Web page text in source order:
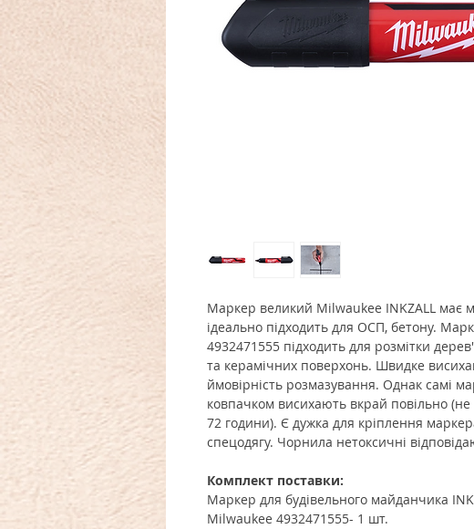
Маркер великий Milwaukee INKZALL має
ідеально підходить для ОСП, бетону.
4932471555 підходить для розмітки
та керамічних поверхонь. Швидке
ймовірність розмазування. Однак самі
ковпачком висихають вкрай повільно
72 години). Є дужка для кріплення
спецодягу. Чорнила нетоксичні
Комплект поставки:
Маркер для будівельного майданчика
Milwaukee 4932471555- 1 шт.